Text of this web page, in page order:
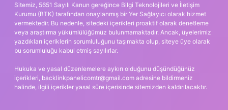
Sitemiz, 5651 Sayılı Kanun gereğince Bilgi Teknolojileri ve İletişim
Kurumu (BTK) tarafından onaylanmış bir Yer Sağlayıcı olarak hizmet
vermektedir. Bu nedenle, sitedeki içerikleri proaktif olarak denetleme
veya araştırma yükümlülüğümüz bulunmamaktadır. Ancak, üyelerimiz
yazdıkları içeriklerin sorumluluğunu taşımakta olup, siteye üye olarak
bu sorumluluğu kabul etmiş sayılırlar.
Hukuka ve yasal düzenlemelere aykırı olduğunu düşündüğünüz
içerikleri, backlinkpanelicomtr@gmail.com adresine bildirmeniz
halinde, ilgili içerikler yasal süre içerisinde sitemizden kaldırılacaktır.